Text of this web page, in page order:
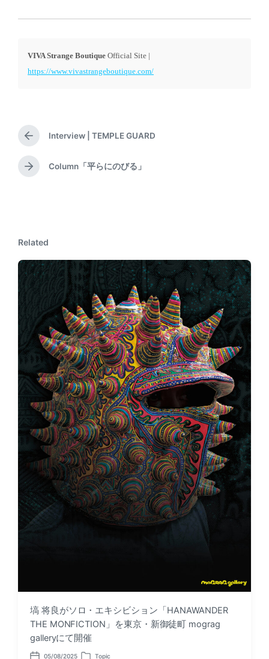
VIVA Strange Boutique Official Site |
https://www.vivastrangeboutique.com/
P
r
e
v
p
o
s
t
Interview | TEMPLE GUARD
N
s
Column「平らにのびる」
Related
塙 将良がソロ・エキシビション「HANAWANDER
THE MONFICTION」を東京・新御徒町 mograg
galleryにて開催
05/08/2025 Topic